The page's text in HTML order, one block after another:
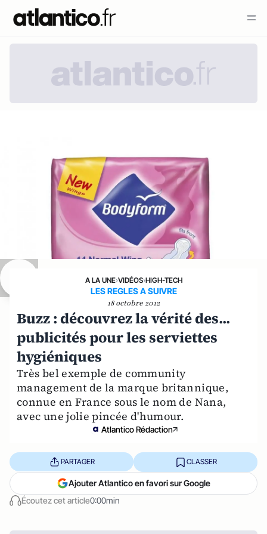
A LA UNE›VIDÉOS›HIGH-TECH
LES REGLES A SUIVRE
18 octobre 2012
Buzz : découvrez la vérité des...
publicités pour les serviettes
hygiéniques
Très bel exemple de community
management de la marque britannique,
connue en France sous le nom de Nana,
avec une jolie pincée d'humour.
Atlantico Rédaction
Écoutez cet article0:00min
PARTAGER CLASSER
Ajouter Atlantico en favori sur Google